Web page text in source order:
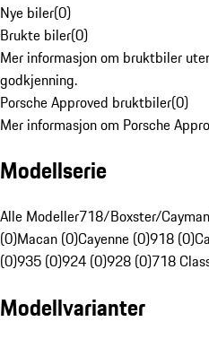
Nye biler(0)
Brukte biler(0)
Mer informasjon om bruktbiler
godkjenning.
Porsche Approved bruktbiler(0)
Mer informasjon om Porsche
Modellserie
Alle Modeller718/Boxster/
(0)Macan (0)Cayenne (0)918 (0)
(0)935 (0)924 (0)928 (0)718
Modellvarianter